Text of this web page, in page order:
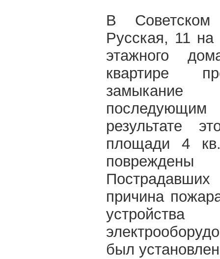
В
Русская, 11
этажного
квартире
замыкание
результате
площади 4
Пострадавших
причина
был